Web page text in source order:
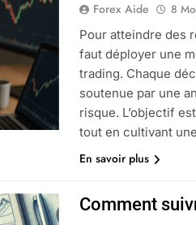
Forex Aide 8
Pour atteindre des
faut déployer une
trading. Chaque
soutenue par une
risque. L’objectif
tout en cultivant
En savoir plus
Comment